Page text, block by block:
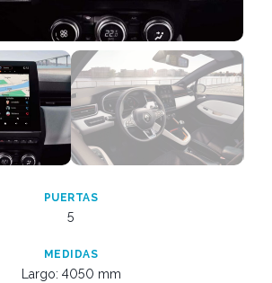
PUERTAS
5
MEDIDAS
Largo: 4050 mm